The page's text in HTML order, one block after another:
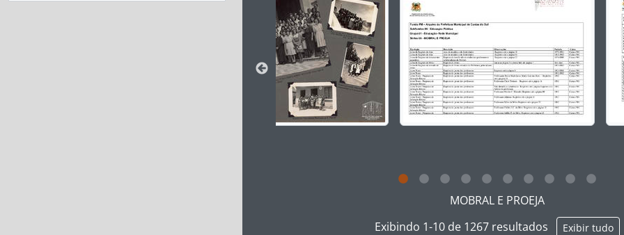
Ao clicar no link deste título da descrição a página de
MOBRAL E PROEJA
Exibindo 1-10 de 1267 resultados
Exibir tudo